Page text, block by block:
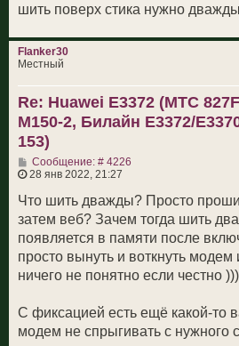
шить поверх стика нужно
Flanker30
Местный
Re: Huawei E3372 (МТС
M150-2, Билайн E3372/
153)
Сообщение: # 4226С
б
е
н
е
28 янв 2022, 21:27
Что шить дважды? Просто
затем веб? Зачем тогда шить
появляется в памяти после
просто вынуть и воткнуть модем
ничего не понятно если честно )))
С фиксацией есть ещё какой-то
модем не спрыгивать с нужного